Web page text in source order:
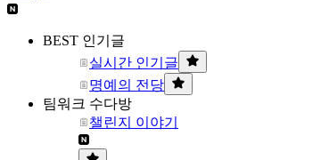
BEST 인기글
실시간 인기글
명예의 전당
팀워크 수다방
챌린지 이야기